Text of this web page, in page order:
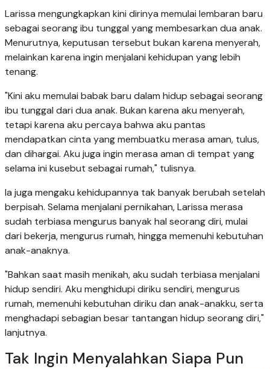
Larissa mengungkapkan kini dirinya memulai lembaran baru
sebagai seorang ibu tunggal yang membesarkan dua anak.
Menurutnya, keputusan tersebut bukan karena menyerah,
melainkan karena ingin menjalani kehidupan yang lebih
tenang.
"Kini aku memulai babak baru dalam hidup sebagai seorang
ibu tunggal dari dua anak. Bukan karena aku menyerah,
tetapi karena aku percaya bahwa aku pantas
mendapatkan cinta yang membuatku merasa aman, tulus,
dan dihargai. Aku juga ingin merasa aman di tempat yang
selama ini kusebut sebagai rumah," tulisnya.
Ia juga mengaku kehidupannya tak banyak berubah setelah
berpisah. Selama menjalani pernikahan, Larissa merasa
sudah terbiasa mengurus banyak hal seorang diri, mulai
dari bekerja, mengurus rumah, hingga memenuhi kebutuhan
anak-anaknya.
"Bahkan saat masih menikah, aku sudah terbiasa menjalani
hidup sendiri. Aku menghidupi diriku sendiri, mengurus
rumah, memenuhi kebutuhan diriku dan anak-anakku, serta
menghadapi sebagian besar tantangan hidup seorang diri,"
lanjutnya.
Tak Ingin Menyalahkan Siapa Pun